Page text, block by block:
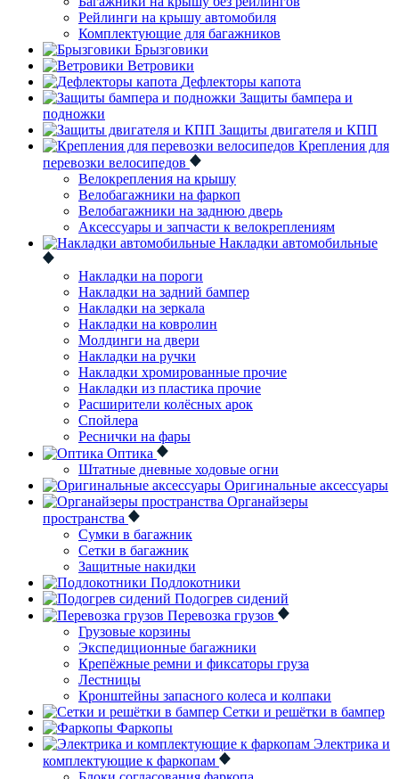
Рейлинги на крышу автомобиля
Комплектующие для багажников
Брызговики
Ветровики
Дефлекторы капота
Защиты бампера и
подножки
Защиты двигателя и КПП
Крепления для
перевозки велосипедов
Велокрепления на крышу
Велобагажники на фаркоп
Велобагажники на заднюю дверь
Аксессуары и запчасти к велокреплениям
Накладки автомобильные
Накладки на пороги
Накладки на задний бампер
Накладки на зеркала
Накладки на ковролин
Молдинги на двери
Накладки на ручки
Накладки хромированные прочие
Накладки из пластика прочие
Расширители колёсных арок
Спойлера
Реснички на фары
Оптика
Штатные дневные ходовые огни
Оригинальные аксессуары
Органайзеры
пространства
Сумки в багажник
Сетки в багажник
Защитные накидки
Подлокотники
Подогрев сидений
Перевозка грузов
Грузовые корзины
Экспедиционные багажники
Крепёжные ремни и фиксаторы груза
Лестницы
Кронштейны запасного колеса и колпаки
Сетки и решётки в бампер
Фаркопы
Электрика и
комплектующие к фаркопам